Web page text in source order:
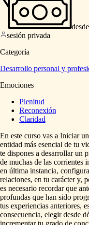
sesión privada
Categoría
Desarrollo personal y
Emociones
Plenitud
Reconexión
Claridad
En este curso vas a Iniciar
entidad más esencial de tu
te dispones a desarrollar un
de muchas de las corrientes
en última instancia,
relaciones, en tu carácter y,
es necesario recordar que
profundas que han sido
tus experiencias anteriores,
consecuencia, elegir desde
incrementar tu grado de